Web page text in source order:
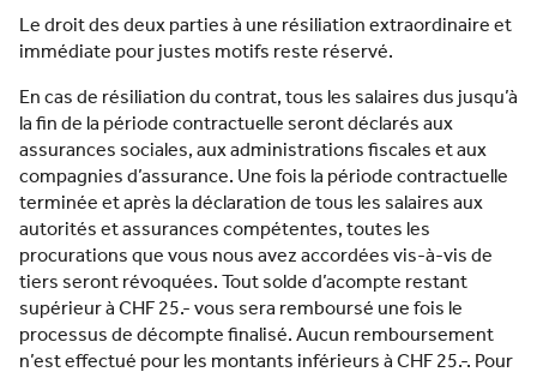
Le droit des deux parties à une résiliation extraordinaire et
immédiate pour justes motifs reste réservé.
En cas de résiliation du contrat, tous les salaires dus jusqu’à
la fin de la période contractuelle seront déclarés aux
assurances sociales, aux administrations fiscales et aux
compagnies d’assurance. Une fois la période contractuelle
terminée et après la déclaration de tous les salaires aux
autorités et assurances compétentes, toutes les
procurations que vous nous avez accordées vis-à-vis de
tiers seront révoquées. Tout solde d’acompte restant
supérieur à CHF 25.- vous sera remboursé une fois le
processus de décompte finalisé. Aucun remboursement
n’est effectué pour les montants inférieurs à CHF 25.-. Pour